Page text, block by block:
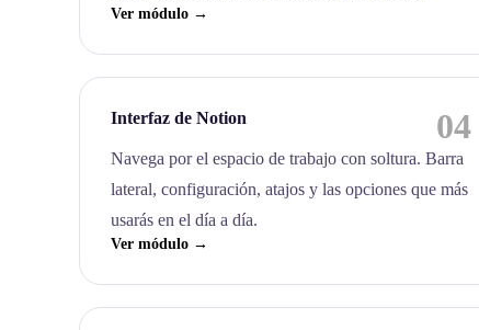
Ver módulo →
Interfaz de Notion 04
Navega por el espacio de trabajo con soltura. Barra
lateral, configuración, atajos y las opciones que más
usarás en el día a día.
Ver módulo →